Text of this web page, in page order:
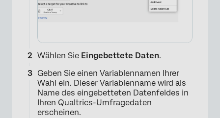
Wählen Sie Eingebettete Daten.
Geben Sie einen Variablennamen Ihrer
Wahl ein. Dieser Variablenname wird als
Name des eingebetteten Datenfeldes in
Ihren Qualtrics-Umfragedaten
erscheinen.